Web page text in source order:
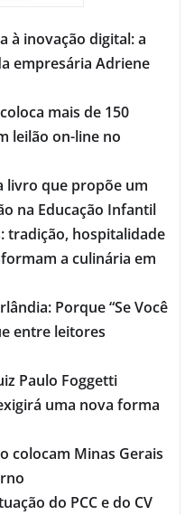
à inovação digital: a
empresária Adriene
mais de 150
leilão on-line no
livro que propõe um
na Educação Infantil
tradição, hospitalidade
a culinária em
Porque “Se Você
entre leitores
Paulo Foggetti
uma nova forma
colocam Minas Gerais
do PCC e do CV